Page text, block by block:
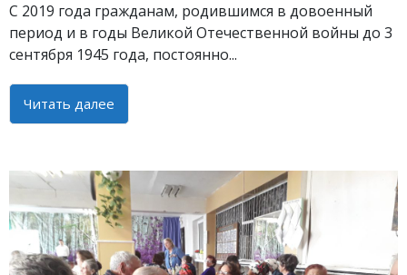
С 2019 года гражданам, родившимся в довоенный
период и в годы Великой Отечественной войны до 3
сентября 1945 года, постоянно...
Читать далее